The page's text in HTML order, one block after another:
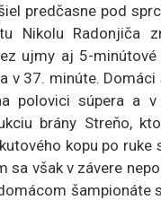
predčasne pod
Nikolu Radonjiča
ujmy aj 5-minútové
v 37. minúte. Domáci
polovici súpera a
brány Streňo,
kopu po ruke
sa však v závere
šampionáte